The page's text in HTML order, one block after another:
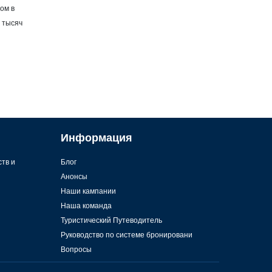
в
тысяч
и
Информация
Блог
Анонсы
Наши кампании
Наша команда
Туристический Путеводитель
Руководство по системе бронировани
Вопросы